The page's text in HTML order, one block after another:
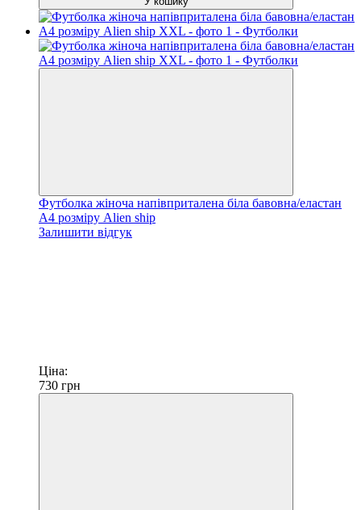
Футболка жіноча напівприталена біла бавовна/еластан
А4 розміру Alien ship
Залишити відгук
Ціна:
730 грн